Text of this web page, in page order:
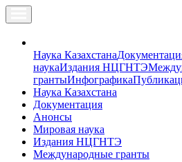
Наука Казахстана
наукаИздания НЦГНТЭ
грантыИнфографика
Наука Казахстана
Документация
Анонсы
Мировая наука
Издания НЦГНТЭ
Международные гранты